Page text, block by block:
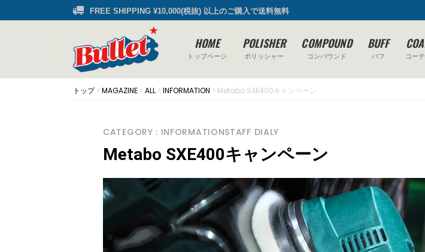
FREE SHIPPING ¥10,000(税抜) 以上のご購入で送料無料
HOME
トップページ
POLISHER
ポリッシャー
COMPOUND
コンパウンド
BUFF
バフ コー
トップ> MAGAZINE > ALL > INFORMATION > Metabo SXE400キャンペーン
CATEGORY : INFORMATIONSTAFF DIALY
Metabo SXE400キャンペーン